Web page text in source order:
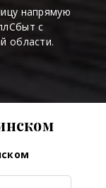
напрямую
с
области.